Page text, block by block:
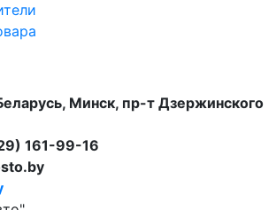
Минск, пр-т Дзержинского
161-99-16